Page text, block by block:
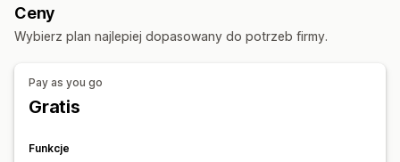
Generowanie treści przy pomocy AI
Optymalizacja obrazów Automatyzacje
Ceny
Wybierz plan najlepiej dopasowany do potrzeb firmy.
Pay as you go
Gratis
Funkcje